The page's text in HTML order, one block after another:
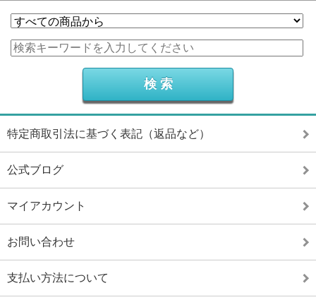
特定商取引法に基づく表記（返品など）
公式ブログ
マイアカウント
お問い合わせ
支払い方法について